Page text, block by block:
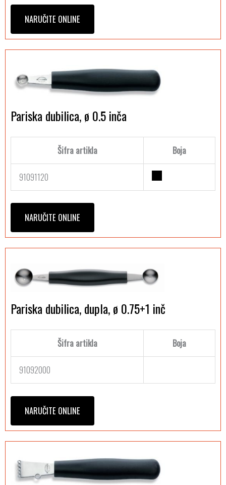
NARUČITE ONLINE
Pariska dubilica, ø 0.5 inča
Šifra artikla Boja
91091120
NARUČITE ONLINE
Pariska dubilica, dupla, ø 0.75+1 inč
Šifra artikla Boja
91092000
NARUČITE ONLINE